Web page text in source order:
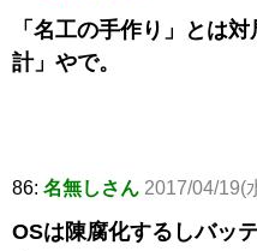
「名工の手作り」とは
計」やで。
86: 名無しさん 2017/04/19(
OSは陳腐化するしバッ